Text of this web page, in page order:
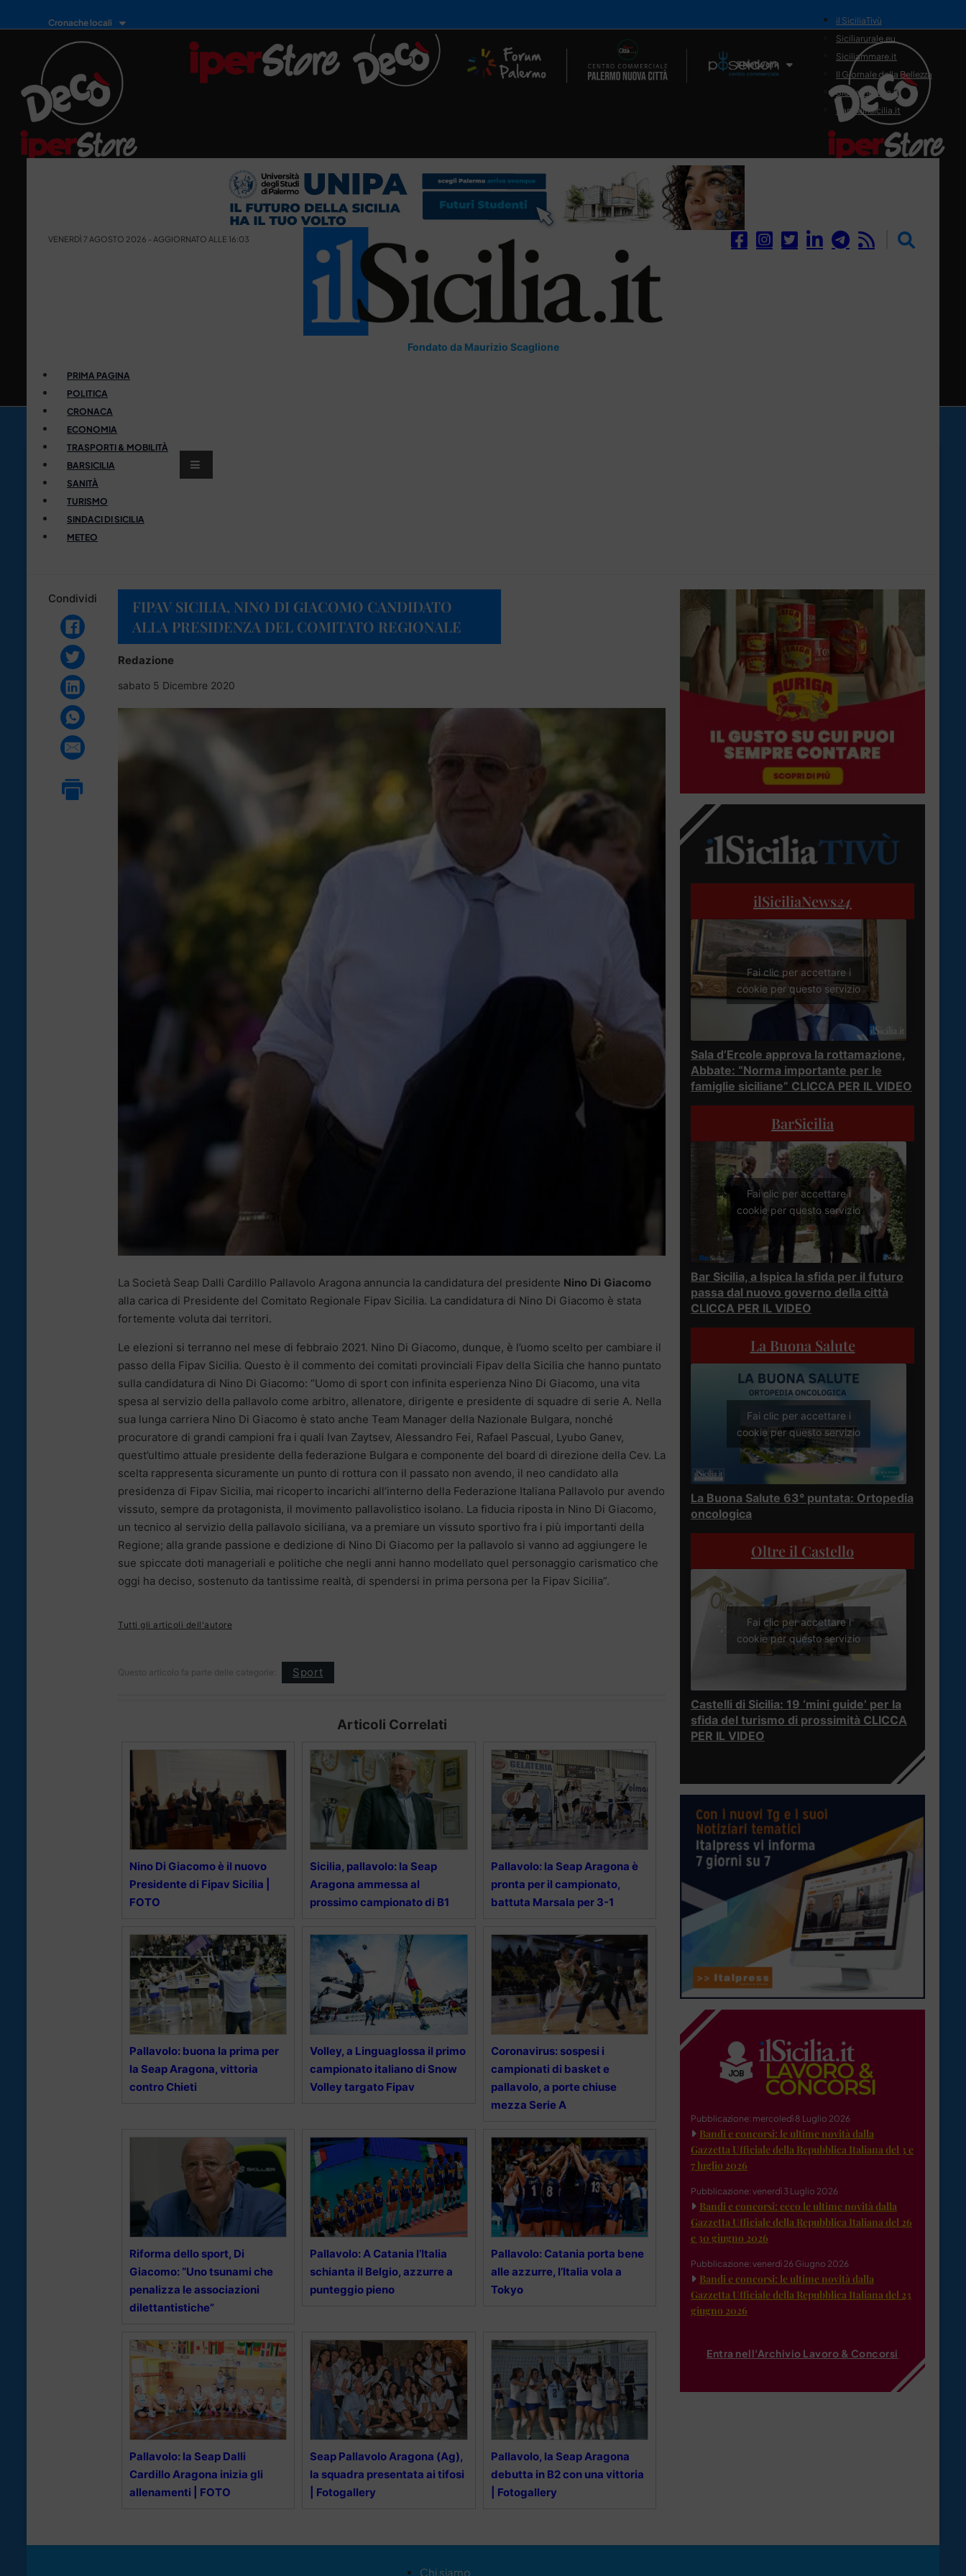
Cronache locali
Il Network
il SiciliaTivù
Siciliarurale.eu
Siciliammare.it
Il Giornale della Bellezza
Siciliamedica.it
Sanitainsicilia.it
VENERDÌ 7 AGOSTO 2026 - AGGIORNATO ALLE 16:03
Fondato da Maurizio Scaglione
PRIMA PAGINA
POLITICA
CRONACA
ECONOMIA
TRASPORTI & MOBILITÀ
BARSICILIA
SANITÀ
TURISMO
SINDACI DI SICILIA
METEO
Condividi
FIPAV SICILIA, NINO DI GIACOMO CANDIDATO
ALLA PRESIDENZA DEL COMITATO REGIONALE
Redazione
sabato 5 Dicembre 2020
La Società Seap Dalli Cardillo Pallavolo Aragona annuncia la candidatura del presidente Nino Di Giacomo
alla carica di Presidente del Comitato Regionale Fipav Sicilia. La candidatura di Nino Di Giacomo è stata
fortemente voluta dai territori.
Le elezioni si terranno nel mese di febbraio 2021. Nino Di Giacomo, dunque, è l’uomo scelto per cambiare il
passo della Fipav Sicilia. Questo è il commento dei comitati provinciali Fipav della Sicilia che hanno puntato
sulla candidatura di Nino Di Giacomo: “Uomo di sport con infinita esperienza Nino Di Giacomo, una vita
spesa al servizio della pallavolo come arbitro, allenatore, dirigente e presidente di squadre di serie A. Nella
sua lunga carriera Nino Di Giacomo è stato anche Team Manager della Nazionale Bulgara, nonché
procuratore di grandi campioni fra i quali Ivan Zaytsev, Alessandro Fei, Rafael Pascual, Lyubo Ganev,
quest’ultimo attuale presidente della federazione Bulgara e componente del board di direzione della Cev. La
scelta rappresenta sicuramente un punto di rottura con il passato non avendo, il neo candidato alla
presidenza di Fipav Sicilia, mai ricoperto incarichi all’interno della Federazione Italiana Pallavolo pur avendo
vissuto, sempre da protagonista, il movimento pallavolistico isolano. La fiducia riposta in Nino Di Giacomo,
un tecnico al servizio della pallavolo siciliana, va a premiare un vissuto sportivo fra i più importanti della
Regione; alla grande passione e dedizione di Nino Di Giacomo per la pallavolo si vanno ad aggiungere le
sue spiccate doti manageriali e politiche che negli anni hanno modellato quel personaggio carismatico che
oggi ha deciso, sostenuto da tantissime realtà, di spendersi in prima persona per la Fipav Sicilia”.
Tutti gli articoli dell'autore
Questo articolo fa parte delle categorie: Sport
Articoli Correlati
Nino Di Giacomo è il nuovo
Presidente di Fipav Sicilia |
FOTO
Sicilia, pallavolo: la Seap
Aragona ammessa al
prossimo campionato di B1
Pallavolo: la Seap Aragona è
pronta per il campionato,
battuta Marsala per 3-1
Pallavolo: buona la prima per
la Seap Aragona, vittoria
contro Chieti
Volley, a Linguaglossa il primo
campionato italiano di Snow
Volley targato Fipav
Coronavirus: sospesi i
campionati di basket e
pallavolo, a porte chiuse
mezza Serie A
Riforma dello sport, Di
Giacomo: “Uno tsunami che
penalizza le associazioni
dilettantistiche”
Pallavolo: A Catania l’Italia
schianta il Belgio, azzurre a
punteggio pieno
Pallavolo: Catania porta bene
alle azzurre, l’Italia vola a
Tokyo
Pallavolo: la Seap Dalli
Cardillo Aragona inizia gli
allenamenti | FOTO
Seap Pallavolo Aragona (Ag),
la squadra presentata ai tifosi
| Fotogallery
Pallavolo, la Seap Aragona
debutta in B2 con una vittoria
| Fotogallery
ilSiciliaNews24
Fai clic per accettare i
cookie per questo servizio
Sala d’Ercole approva la rottamazione,
Abbate: “Norma importante per le
famiglie siciliane” CLICCA PER IL VIDEO
BarSicilia
Fai clic per accettare i
cookie per questo servizio
Bar Sicilia, a Ispica la sfida per il futuro
passa dal nuovo governo della città
CLICCA PER IL VIDEO
La Buona Salute
Fai clic per accettare i
cookie per questo servizio
La Buona Salute 63° puntata: Ortopedia
oncologica
Oltre il Castello
Fai clic per accettare i
cookie per questo servizio
Castelli di Sicilia: 19 ‘mini guide’ per la
sfida del turismo di prossimità CLICCA
PER IL VIDEO
Pubblicazione: mercoledì 8 Luglio 2026
Bandi e concorsi: le ultime novità dalla
Gazzetta Ufficiale della Repubblica Italiana del 3 e
7 luglio 2026
Pubblicazione: venerdì 3 Luglio 2026
Bandi e concorsi: ecco le ultime novità dalla
Gazzetta Ufficiale della Repubblica Italiana del 26
e 30 giugno 2026
Pubblicazione: venerdì 26 Giugno 2026
Bandi e concorsi: le ultime novità dalla
Gazzetta Ufficiale della Repubblica Italiana del 23
giugno 2026
Entra nell'Archivio Lavoro & Concorsi
Chi siamo